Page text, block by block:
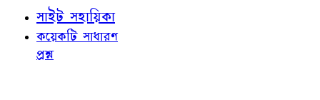
সাইট সহায়িকা
কয়েকটি সাধারণ
প্রশ্ন